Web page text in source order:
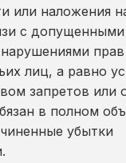
или наложения
с допущенными
лиц, а равно
запретов или
в полном
убытки